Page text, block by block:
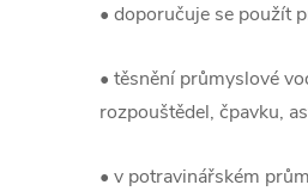
• doporučuje se použít
• těsnění průmyslové
rozpouštědel, čpavku,
• v potravinářském